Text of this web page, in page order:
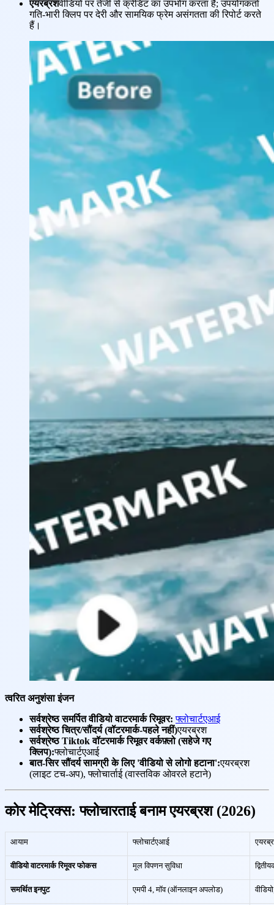
एयरब्रशवीडियो पर तेजी से क्रेडिट का उपभोग करता है; उपयोगकर्ता
गति-भारी क्लिप पर देरी और सामयिक फ्रेम असंगतता की रिपोर्ट करते
हैं।
त्वरित अनुशंसा इंजन
सर्वश्रेष्ठ समर्पित वीडियो वाटरमार्क रिमूवर: फ्लोचार्टएआई
सर्वश्रेष्ठ चित्र/सौंदर्य (वॉटरमार्क-पहले नहीं)एयरब्रश
सर्वश्रेष्ठ Tiktok वॉटरमार्क रिमूवर वर्कफ़्लो (सहेजे गए
क्लिप):फ्लोचार्टएआई
बात-सिर सौंदर्य सामग्री के लिए 'वीडियो से लोगो हटाना':एयरब्रश
(लाइट टच-अप), फ्लोचार्ताई (वास्तविक ओवरले हटाने)
कोर मेट्रिक्स: फ्लोचारताई बनाम एयरब्रश (2026)
आयाम फ्लोचार्टएआई
वीडियो वाटरमार्क रिमूवर फोकस मूल विपणन सुविधा
समर्थित इनपुट एमपी 4, मॉव (ऑनलाइन अपलोड)